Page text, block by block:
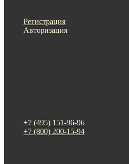
Регистрация
Авторизация
+7 (495) 151-96-96
+7 (800) 200-15-94